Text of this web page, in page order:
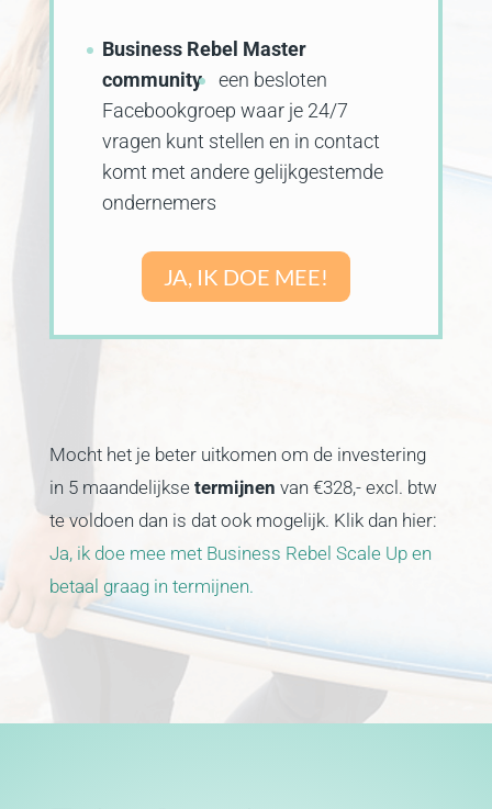
Business Rebel Master
community een besloten
Facebookgroep waar je 24/7
vragen kunt stellen en in contact
komt met andere gelijkgestemde
ondernemers
JA, IK DOE MEE!
Mocht het je beter uitkomen om de investering
in 5 maandelijkse termijnen van €328,- excl. btw
te voldoen dan is dat ook mogelijk. Klik dan hier:
Ja, ik doe mee met Business Rebel Scale Up en
betaal graag in termijnen.